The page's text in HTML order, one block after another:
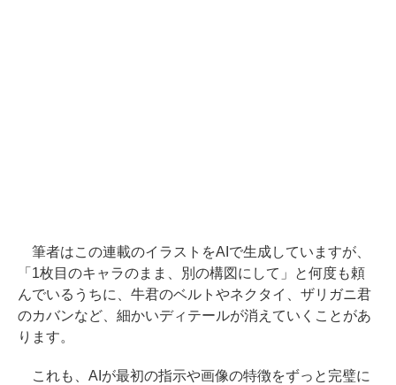
筆者はこの連載のイラストをAIで生成していますが、
「1枚目のキャラのまま、別の構図にして」と何度も頼
んでいるうちに、牛君のベルトやネクタイ、ザリガニ君
のカバンなど、細かいディテールが消えていくことがあ
ります。
これも、AIが最初の指示や画像の特徴をずっと完璧に